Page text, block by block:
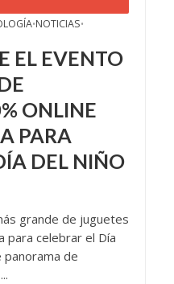
•NOTICIAS•
EL EVENTO
ONLINE
PARA
DEL NIÑO
grande de juguetes
para celebrar el Día
de